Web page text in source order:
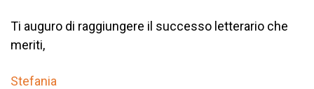
Ti auguro di raggiungere il successo letterario che
meriti,
Stefania